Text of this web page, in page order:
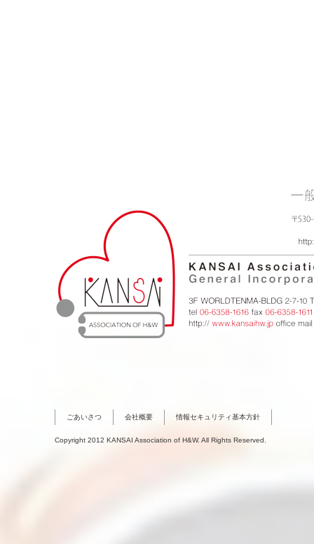
ごあいさつ 会社概要 情報セキュリティ基本方針
Copyright 2012 KANSAI Association of H&W. All Rights Reserved.